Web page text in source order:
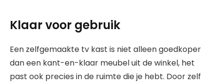
Klaar voor gebruik
Een zelfgemaakte tv kast is niet alleen goedkoper
dan een kant-en-klaar meubel uit de winkel, het
past ook precies in de ruimte die je hebt. Door zelf